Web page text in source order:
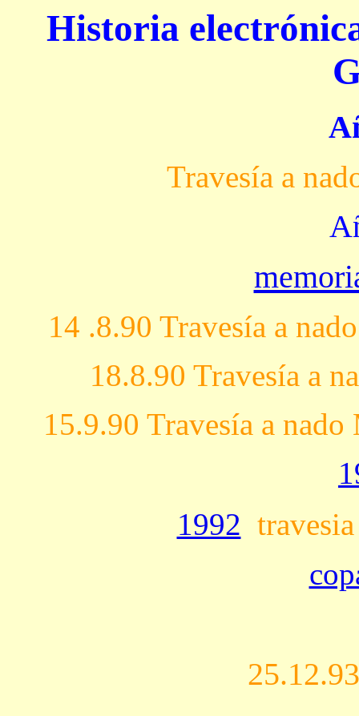
Historia
Travesía a
14 .8.90 Travesía a
18.8.90 Travesía a
15.9.90 Travesía a
1992